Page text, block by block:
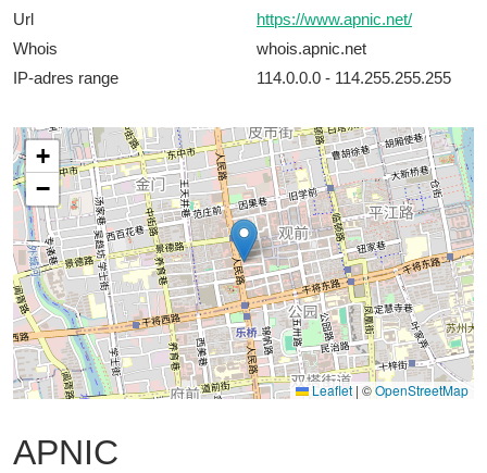
Url
https://www.apnic.net/
Whois
whois.apnic.net
IP-adres range
114.0.0.0 - 114.255.255.255
+
−
Leaflet | ©OpenStreetMap
APNIC